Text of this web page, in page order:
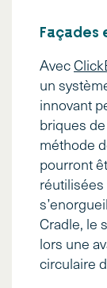
Façades
Avec
un
innovant
briques
méthode
pourront
Cradle, le
lors une
circulaire